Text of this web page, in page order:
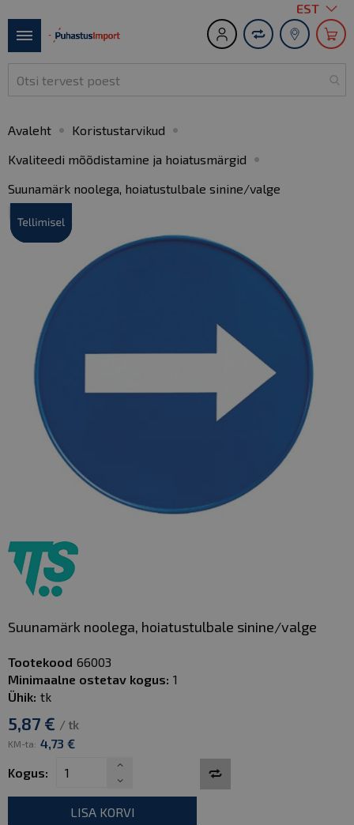
Keel
EST
Toggle
Nav
Avaleht
Koristustarvikud
Kvaliteedi mõõdistamine ja hoiatusmärgid
Suunamärk noolega, hoiatustulbale sinine/valge
to
the
images
gallery
Skip
to
the
beginning
the
gallery
Suunamärk noolega, hoiatustulbale sinine/valge
Tootekood 66003
Minimaalne ostetav kogus: 1
Ühik: tk
5,87 € / tk
KM-ta: 4,73 €
Kogus:
LISA KORVI